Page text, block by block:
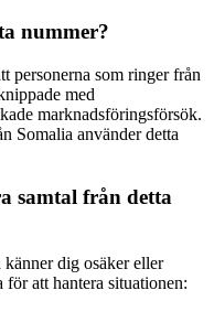
nummer?
personerna som ringer från
med
marknadsföringsförsök.
Somalia använder detta
samtal från detta
dig osäker eller
att hantera situationen: